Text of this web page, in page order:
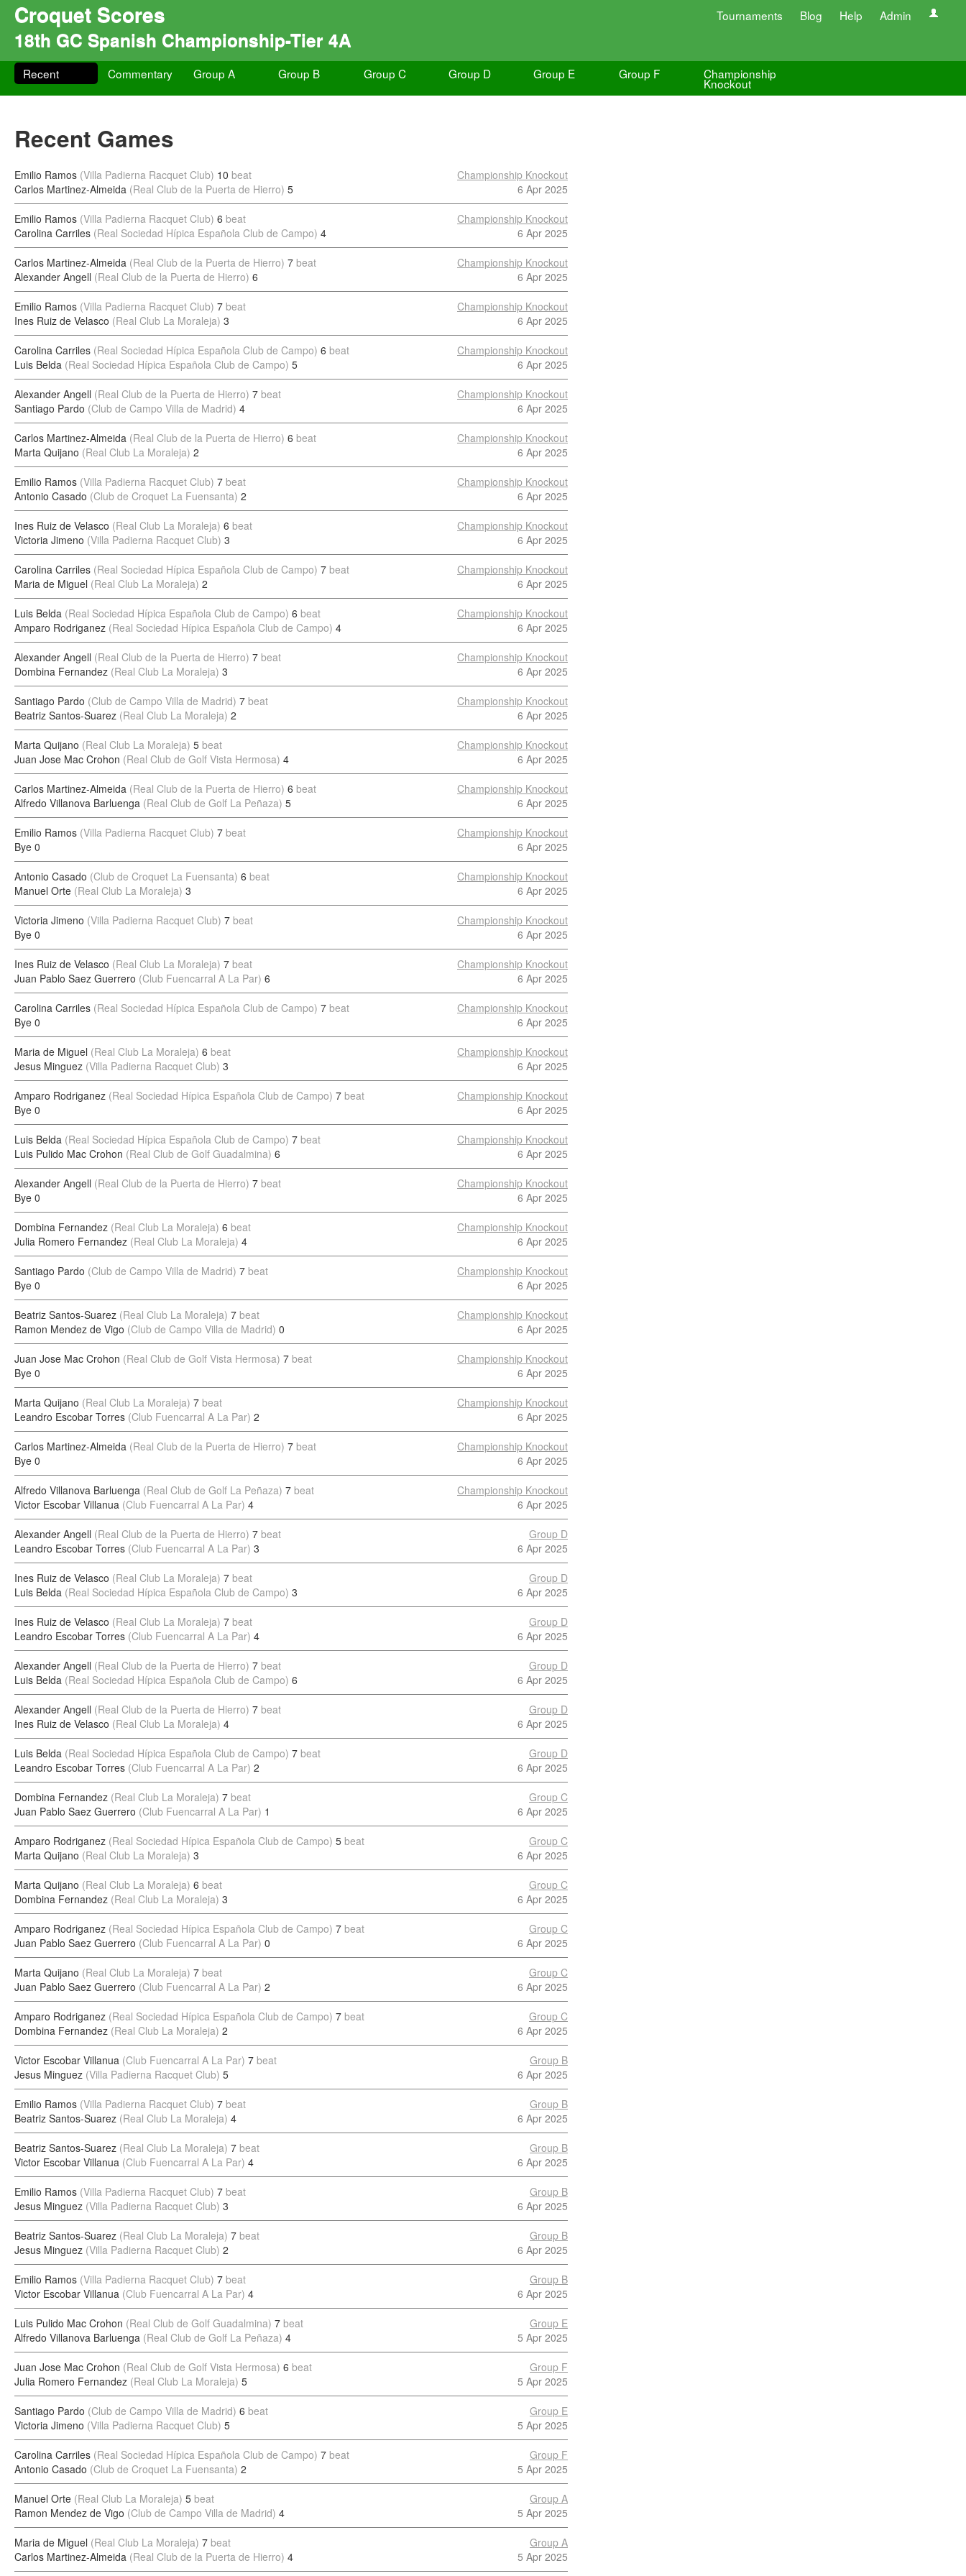
Croquet Scores Tournaments Blog Help Admin
18th GC Spanish Championship-Tier 4A
Recent Commentary Group A Group B Group C Group D Group E Group F Championship
Knockout
Recent Games
Emilio Ramos (Villa Padierna Racquet Club) 10 beat
Carlos Martinez-Almeida (Real Club de la Puerta de Hierro) 5
Championship Knockout
6 Apr 2025
Emilio Ramos (Villa Padierna Racquet Club) 6 beat
Carolina Carriles (Real Sociedad Hípica Española Club de Campo) 4
Championship Knockout
6 Apr 2025
Carlos Martinez-Almeida (Real Club de la Puerta de Hierro) 7 beat
Alexander Angell (Real Club de la Puerta de Hierro) 6
Championship Knockout
6 Apr 2025
Emilio Ramos (Villa Padierna Racquet Club) 7 beat
Ines Ruiz de Velasco (Real Club La Moraleja) 3
Championship Knockout
6 Apr 2025
Carolina Carriles (Real Sociedad Hípica Española Club de Campo) 6 beat
Luis Belda (Real Sociedad Hípica Española Club de Campo) 5
Championship Knockout
6 Apr 2025
Alexander Angell (Real Club de la Puerta de Hierro) 7 beat
Santiago Pardo (Club de Campo Villa de Madrid) 4
Championship Knockout
6 Apr 2025
Carlos Martinez-Almeida (Real Club de la Puerta de Hierro) 6 beat
Marta Quijano (Real Club La Moraleja) 2
Championship Knockout
6 Apr 2025
Emilio Ramos (Villa Padierna Racquet Club) 7 beat
Antonio Casado (Club de Croquet La Fuensanta) 2
Championship Knockout
6 Apr 2025
Ines Ruiz de Velasco (Real Club La Moraleja) 6 beat
Victoria Jimeno (Villa Padierna Racquet Club) 3
Championship Knockout
6 Apr 2025
Carolina Carriles (Real Sociedad Hípica Española Club de Campo) 7 beat
Maria de Miguel (Real Club La Moraleja) 2
Championship Knockout
6 Apr 2025
Luis Belda (Real Sociedad Hípica Española Club de Campo) 6 beat
Amparo Rodriganez (Real Sociedad Hípica Española Club de Campo) 4
Championship Knockout
6 Apr 2025
Alexander Angell (Real Club de la Puerta de Hierro) 7 beat
Dombina Fernandez (Real Club La Moraleja) 3
Championship Knockout
6 Apr 2025
Santiago Pardo (Club de Campo Villa de Madrid) 7 beat
Beatriz Santos-Suarez (Real Club La Moraleja) 2
Championship Knockout
6 Apr 2025
Marta Quijano (Real Club La Moraleja) 5 beat
Juan Jose Mac Crohon (Real Club de Golf Vista Hermosa) 4
Championship Knockout
6 Apr 2025
Carlos Martinez-Almeida (Real Club de la Puerta de Hierro) 6 beat
Alfredo Villanova Barluenga (Real Club de Golf La Peñaza) 5
Championship Knockout
6 Apr 2025
Emilio Ramos (Villa Padierna Racquet Club) 7 beat
Bye 0
Championship Knockout
6 Apr 2025
Antonio Casado (Club de Croquet La Fuensanta) 6 beat
Manuel Orte (Real Club La Moraleja) 3
Championship Knockout
6 Apr 2025
Victoria Jimeno (Villa Padierna Racquet Club) 7 beat
Bye 0
Championship Knockout
6 Apr 2025
Ines Ruiz de Velasco (Real Club La Moraleja) 7 beat
Juan Pablo Saez Guerrero (Club Fuencarral A La Par) 6
Championship Knockout
6 Apr 2025
Carolina Carriles (Real Sociedad Hípica Española Club de Campo) 7 beat
Bye 0
Championship Knockout
6 Apr 2025
Maria de Miguel (Real Club La Moraleja) 6 beat
Jesus Minguez (Villa Padierna Racquet Club) 3
Championship Knockout
6 Apr 2025
Amparo Rodriganez (Real Sociedad Hípica Española Club de Campo) 7 beat
Bye 0
Championship Knockout
6 Apr 2025
Luis Belda (Real Sociedad Hípica Española Club de Campo) 7 beat
Luis Pulido Mac Crohon (Real Club de Golf Guadalmina) 6
Championship Knockout
6 Apr 2025
Alexander Angell (Real Club de la Puerta de Hierro) 7 beat
Bye 0
Championship Knockout
6 Apr 2025
Dombina Fernandez (Real Club La Moraleja) 6 beat
Julia Romero Fernandez (Real Club La Moraleja) 4
Championship Knockout
6 Apr 2025
Santiago Pardo (Club de Campo Villa de Madrid) 7 beat
Bye 0
Championship Knockout
6 Apr 2025
Beatriz Santos-Suarez (Real Club La Moraleja) 7 beat
Ramon Mendez de Vigo (Club de Campo Villa de Madrid) 0
Championship Knockout
6 Apr 2025
Juan Jose Mac Crohon (Real Club de Golf Vista Hermosa) 7 beat
Bye 0
Championship Knockout
6 Apr 2025
Marta Quijano (Real Club La Moraleja) 7 beat
Leandro Escobar Torres (Club Fuencarral A La Par) 2
Championship Knockout
6 Apr 2025
Carlos Martinez-Almeida (Real Club de la Puerta de Hierro) 7 beat
Bye 0
Championship Knockout
6 Apr 2025
Alfredo Villanova Barluenga (Real Club de Golf La Peñaza) 7 beat
Victor Escobar Villanua (Club Fuencarral A La Par) 4
Championship Knockout
6 Apr 2025
Alexander Angell (Real Club de la Puerta de Hierro) 7 beat
Leandro Escobar Torres (Club Fuencarral A La Par) 3
Group D
6 Apr 2025
Ines Ruiz de Velasco (Real Club La Moraleja) 7 beat
Luis Belda (Real Sociedad Hípica Española Club de Campo) 3
Group D
6 Apr 2025
Ines Ruiz de Velasco (Real Club La Moraleja) 7 beat
Leandro Escobar Torres (Club Fuencarral A La Par) 4
Group D
6 Apr 2025
Alexander Angell (Real Club de la Puerta de Hierro) 7 beat
Luis Belda (Real Sociedad Hípica Española Club de Campo) 6
Group D
6 Apr 2025
Alexander Angell (Real Club de la Puerta de Hierro) 7 beat
Ines Ruiz de Velasco (Real Club La Moraleja) 4
Group D
6 Apr 2025
Luis Belda (Real Sociedad Hípica Española Club de Campo) 7 beat
Leandro Escobar Torres (Club Fuencarral A La Par) 2
Group D
6 Apr 2025
Dombina Fernandez (Real Club La Moraleja) 7 beat
Juan Pablo Saez Guerrero (Club Fuencarral A La Par) 1
Group C
6 Apr 2025
Amparo Rodriganez (Real Sociedad Hípica Española Club de Campo) 5 beat
Marta Quijano (Real Club La Moraleja) 3
Group C
6 Apr 2025
Marta Quijano (Real Club La Moraleja) 6 beat
Dombina Fernandez (Real Club La Moraleja) 3
Group C
6 Apr 2025
Amparo Rodriganez (Real Sociedad Hípica Española Club de Campo) 7 beat
Juan Pablo Saez Guerrero (Club Fuencarral A La Par) 0
Group C
6 Apr 2025
Marta Quijano (Real Club La Moraleja) 7 beat
Juan Pablo Saez Guerrero (Club Fuencarral A La Par) 2
Group C
6 Apr 2025
Amparo Rodriganez (Real Sociedad Hípica Española Club de Campo) 7 beat
Dombina Fernandez (Real Club La Moraleja) 2
Group C
6 Apr 2025
Victor Escobar Villanua (Club Fuencarral A La Par) 7 beat
Jesus Minguez (Villa Padierna Racquet Club) 5
Group B
6 Apr 2025
Emilio Ramos (Villa Padierna Racquet Club) 7 beat
Beatriz Santos-Suarez (Real Club La Moraleja) 4
Group B
6 Apr 2025
Beatriz Santos-Suarez (Real Club La Moraleja) 7 beat
Victor Escobar Villanua (Club Fuencarral A La Par) 4
Group B
6 Apr 2025
Emilio Ramos (Villa Padierna Racquet Club) 7 beat
Jesus Minguez (Villa Padierna Racquet Club) 3
Group B
6 Apr 2025
Beatriz Santos-Suarez (Real Club La Moraleja) 7 beat
Jesus Minguez (Villa Padierna Racquet Club) 2
Group B
6 Apr 2025
Emilio Ramos (Villa Padierna Racquet Club) 7 beat
Victor Escobar Villanua (Club Fuencarral A La Par) 4
Group B
6 Apr 2025
Luis Pulido Mac Crohon (Real Club de Golf Guadalmina) 7 beat
Alfredo Villanova Barluenga (Real Club de Golf La Peñaza) 4
Group E
5 Apr 2025
Juan Jose Mac Crohon (Real Club de Golf Vista Hermosa) 6 beat
Julia Romero Fernandez (Real Club La Moraleja) 5
Group F
5 Apr 2025
Santiago Pardo (Club de Campo Villa de Madrid) 6 beat
Victoria Jimeno (Villa Padierna Racquet Club) 5
Group E
5 Apr 2025
Carolina Carriles (Real Sociedad Hípica Española Club de Campo) 7 beat
Antonio Casado (Club de Croquet La Fuensanta) 2
Group F
5 Apr 2025
Manuel Orte (Real Club La Moraleja) 5 beat
Ramon Mendez de Vigo (Club de Campo Villa de Madrid) 4
Group A
5 Apr 2025
Maria de Miguel (Real Club La Moraleja) 7 beat
Carlos Martinez-Almeida (Real Club de la Puerta de Hierro) 4
Group A
5 Apr 2025